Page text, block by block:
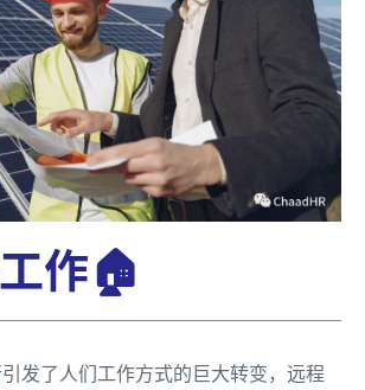
作🏠
发了人们工作方式的巨大转变，远程